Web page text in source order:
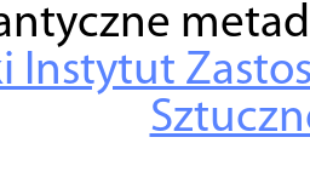
Instytut